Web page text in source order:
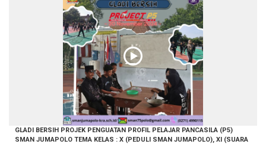
GLADI BERSIH PROJEK PENGUATAN PROFIL PELAJAR PANCASILA (P5)
SMAN JUMAPOLO TEMA KELAS : X (PEDULI SMAN JUMAPOLO), XI (SUARA